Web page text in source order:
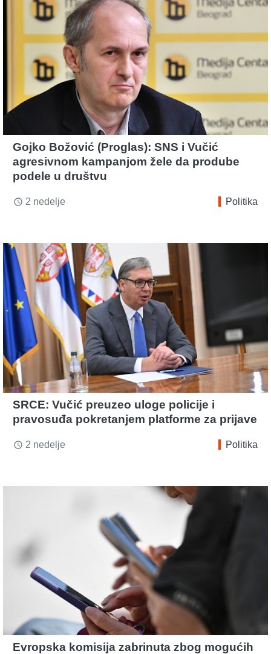
Gojko Božović (Proglas): SNS i Vučić
agresivnom kampanjom žele da prodube
podele u društvu
access_time 2 nedelje Politika
SRCE: Vučić preuzeo uloge policije i
pravosuđa pokretanjem platforme za prijave
access_time 2 nedelje Politika
Evropska komisija zabrinuta zbog mogućih